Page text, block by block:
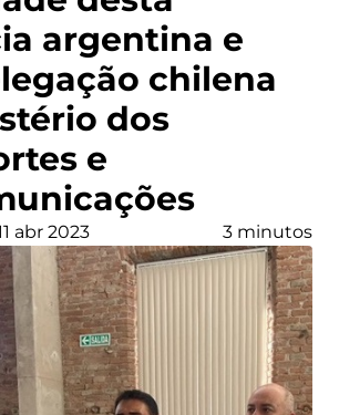
argentina e
chilena
dos
e
abr 2023 3 minutos